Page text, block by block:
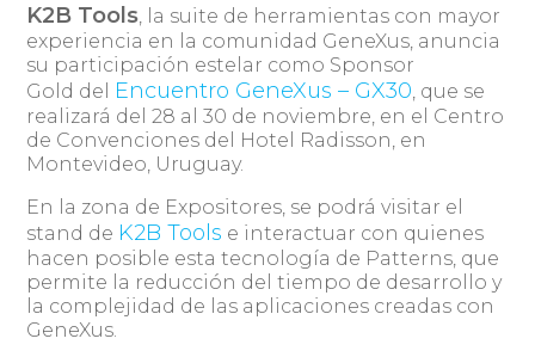
K2B Tools , la suite de herramientas con mayor
experiencia en la comunidad GeneXus, anuncia
su participación estelar como Sponsor
Gold del Encuentro GeneXus – GX30 , que se
realizará del 28 al 30 de noviembre, en el Centro
de Convenciones del Hotel Radisson, en
Montevideo, Uruguay.
En la zona de Expositores, se podrá visitar el
stand de K2B Tools e interactuar con quienes
hacen posible esta tecnología de Patterns, que
permite la reducción del tiempo de desarrollo y
la complejidad de las aplicaciones creadas con
GeneXus.